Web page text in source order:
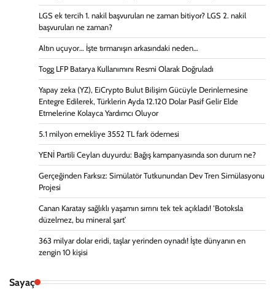
LGS ek tercih 1. nakil başvuruları ne zaman bitiyor? LGS 2. nakil
başvuruları ne zaman?
Altın uçuyor… İşte tırmanışın arkasındaki neden…
Togg LFP Batarya Kullanımını Resmi Olarak Doğruladı
Yapay zeka (YZ), EiCrypto Bulut Bilişim Gücüyle Derinlemesine
Entegre Edilerek, Türklerin Ayda 12.120 Dolar Pasif Gelir Elde
Etmelerine Kolayca Yardımcı Oluyor
5.1 milyon emekliye 3552 TL fark ödemesi
YENİ Partili Ceylan duyurdu: Bağış kampanyasında son durum ne?
Gerçeğinden Farksız: Simülatör Tutkunundan Dev Tren Simülasyonu
Projesi
Canan Karatay sağlıklı yaşamın sırrını tek tek açıkladı! ‘Botoksla
düzelmez, bu mineral şart’
363 milyar dolar eridi, taşlar yerinden oynadı! İşte dünyanın en
zengin 10 kişisi
Sayaç